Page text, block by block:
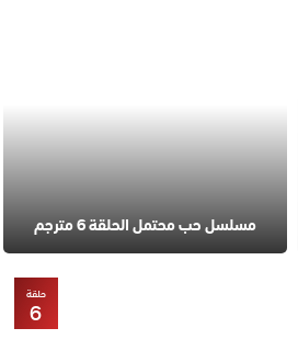
مسلسل حب محتمل الحلقة 6 مترجم
حلقة
6